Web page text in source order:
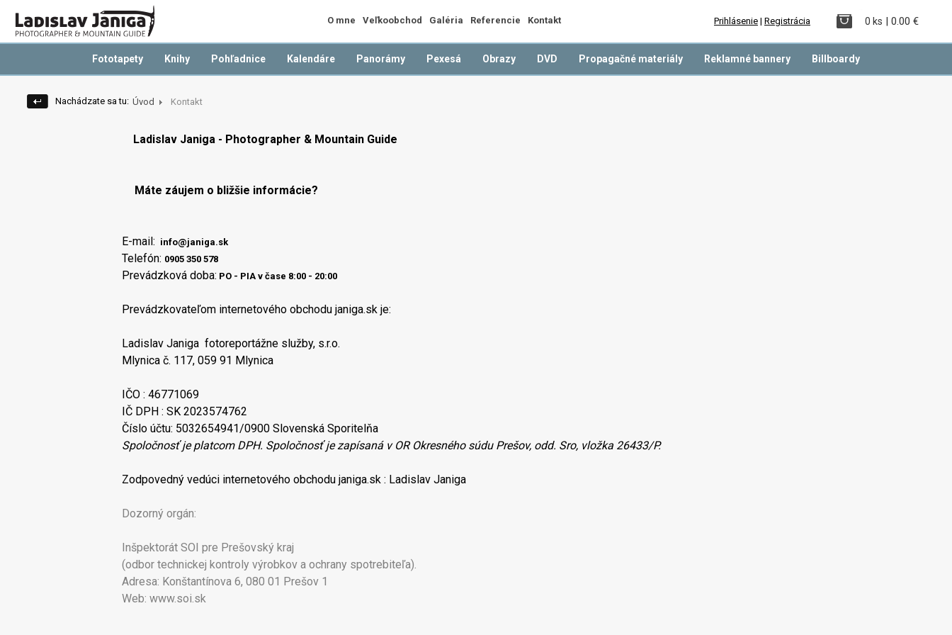
0 ks | 0.00 €
Prihlásenie | Registrácia
O mne Veľkoobchod Galéria Referencie Kontakt
Fototapety Knihy Pohľadnice Kalendáre Panorámy Pexesá Obrazy DVD Propagačné materiály Reklamné bannery Billboardy
Nachádzate sa tu: Úvod Kontakt
Ladislav Janiga - Photographer & Mountain Guide
Máte záujem o bližšie informácie?
E-mail: info@janiga.sk
Telefón: 0905 350 578
Prevádzková doba: PO - PIA v čase 8:00 - 20:00
Prevádzkovateľom internetového obchodu janiga.sk je:
Ladislav Janiga fotoreportážne služby, s.r.o.
Mlynica č. 117, 059 91 Mlynica
IČO : 46771069
IČ DPH : SK 2023574762
Číslo účtu: 5032654941/0900 Slovenská Sporitelňa
Spoločnosť je platcom DPH. Spoločnosť je zapísaná v OR Okresného súdu Prešov, odd. Sro, vložka 26433/P.
Zodpovedný vedúci internetového obchodu janiga.sk : Ladislav Janiga
Dozorný orgán:
Inšpektorát SOI pre Prešovský kraj
(odbor technickej kontroly výrobkov a ochrany spotrebiteľa).
Adresa: Konštantínova 6, 080 01 Prešov 1
Web: www.soi.sk